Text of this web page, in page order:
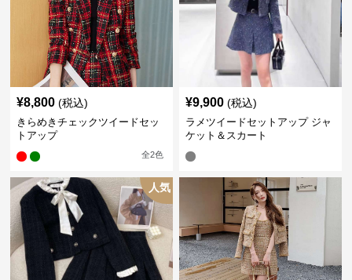
¥8,800 (税込)
きらめきチェックツイードセッ
トアップ
全2色
¥9,900 (税込)
ラメツイードセットアップ ジャ
ケット＆スカート
人気